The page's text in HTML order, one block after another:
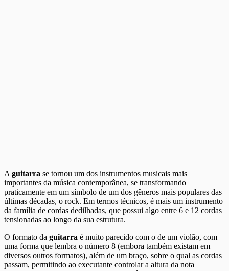
A guitarra se tornou um dos instrumentos musicais mais
importantes da música contemporânea, se transformando
praticamente em um símbolo de um dos gêneros mais populares das
últimas décadas, o rock. Em termos técnicos, é mais um instrumento
da família de cordas dedilhadas, que possui algo entre 6 e 12 cordas
tensionadas ao longo da sua estrutura.
O formato da guitarra é muito parecido com o de um violão, com
uma forma que lembra o número 8 (embora também existam em
diversos outros formatos), além de um braço, sobre o qual as cordas
passam, permitindo ao executante controlar a altura da nota